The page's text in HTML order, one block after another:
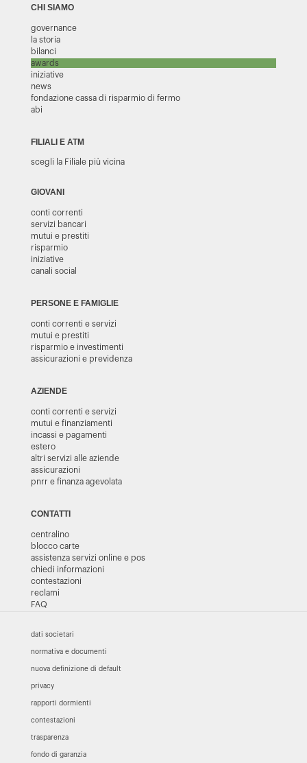
CHI SIAMO
governance
la storia
bilanci
awards
iniziative
news
fondazione cassa di risparmio di fermo
abi
FILIALI E ATM
scegli la Filiale più vicina
GIOVANI
conti correnti
servizi bancari
mutui e prestiti
risparmio
iniziative
canali social
PERSONE E FAMIGLIE
conti correnti e servizi
mutui e prestiti
risparmio e investimenti
assicurazioni e previdenza
AZIENDE
conti correnti e servizi
mutui e finanziamenti
incassi e pagamenti
estero
altri servizi alle aziende
assicurazioni
pnrr e finanza agevolata
CONTATTI
centralino
blocco carte
assistenza servizi online e pos
chiedi informazioni
contestazioni
reclami
FAQ
dati societari
normativa e documenti
nuova definizione di default
privacy
rapporti dormienti
contestazioni
trasparenza
fondo di garanzia